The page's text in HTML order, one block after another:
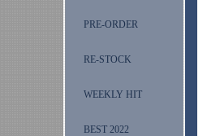
PRE-ORDER
RE-STOCK
WEEKLY HIT
BEST 2022